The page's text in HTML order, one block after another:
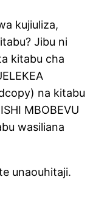
kujiuliza,
Jibu ni
kitabu cha
na kitabu
MBOBEVU
wasiliana
unaouhitaji.